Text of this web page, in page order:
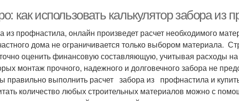
как использовать калькулятор забора из
из профнастила, онлайн произведет расчет необходимого
дома не ограничивается только выбором материала.
оценить финансовую составляющую, учитывая расходы
монтаж прочного, надежного и долговечного забора не
правильно выполнить расчет забора из профнастила и
количество любых строительных материалов можно с